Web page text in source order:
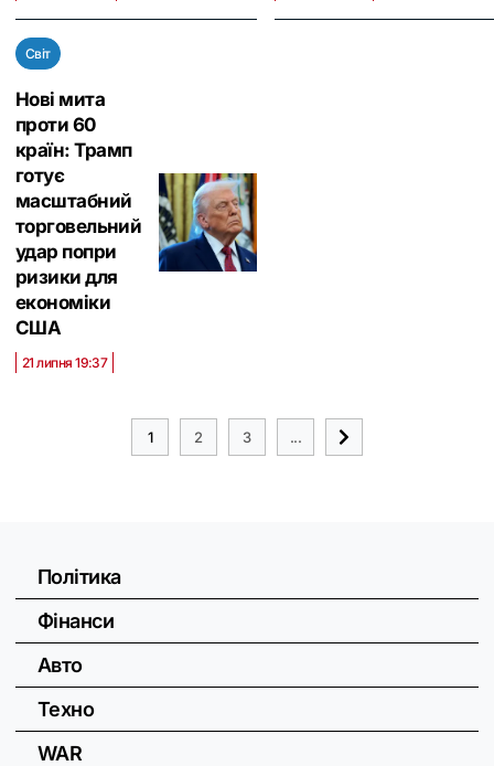
Світ
Нові мита
проти 60
країн: Трамп
готує
масштабний
торговельний
удар попри
ризики для
економіки
США
21 липня 19:37
1 2 3 ...
Політика
Фінанси
Авто
Техно
WAR